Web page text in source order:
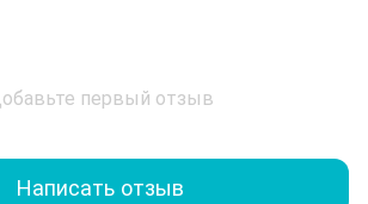
первый отзыв
Написать отзыв